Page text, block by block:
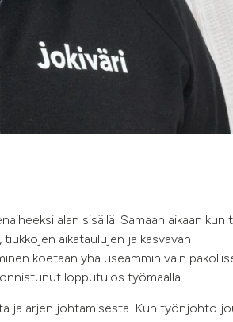
alan sisällä. Samaan aikaan kun
aikataulujen ja kasvavan
koetaan yhä useammin vain
lopputulos työmaalla.
ja arjen johtamisesta. Kun työnjohto